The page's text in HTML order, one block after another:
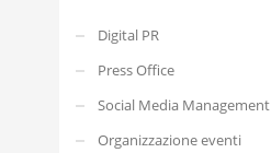
Digital PR
Press Office
Social Media Management
Organizzazione eventi